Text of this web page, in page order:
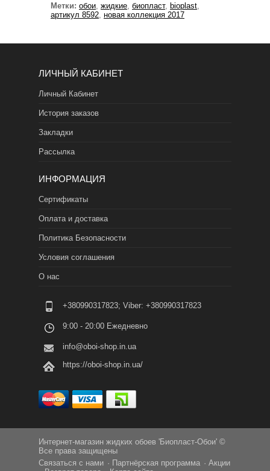
Метки: обои жидкие биопласт, bioplast
артикул 8592 новая коллекция 2017
ЛИЧНЫЙ КАБИНЕТ
Личный Кабинет
История заказов
Закладки
Рассылка
ИНФОРМАЦИЯ
Сертификаты
Оплата и доставка
Политика Безопасности
Условия соглашения
О нас
+380990317823; Viber: +380990317823
9:00 - 20:00 Ежедневно
info@oboi-shop.in.ua
https://oboi-shop.in.ua/
Интернет-магазин жидких обоев 'Биопласт-Обои' ©
Все права защищены
Связаться с нами
Партнёрская программа
Акции